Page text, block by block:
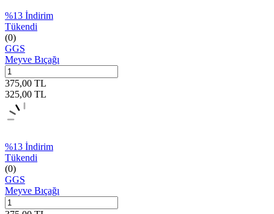
%13 İndirim
Tükendi
(0)
GGS
Meyve Bıçağı
375,00 TL
325,00 TL
%13 İndirim
Tükendi
(0)
GGS
Meyve Bıçağı